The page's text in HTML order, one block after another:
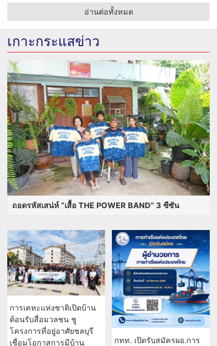
อ่านต่อทั้งหมด
เกาะกระแสข่าว
ถอดรหัสเสน่ห์ “เสื้อ THE POWER BAND” 3 ซีซัน
การเคหะแห่งชาติเปิดบ้าน
ต้อนรับสื่อมวลชน ชู
โครงการที่อยู่อาศัยชลบุรี
เชื่อมโอกาสการมีบ้าน
กทท. เปิดรับสมัครผอ.การ